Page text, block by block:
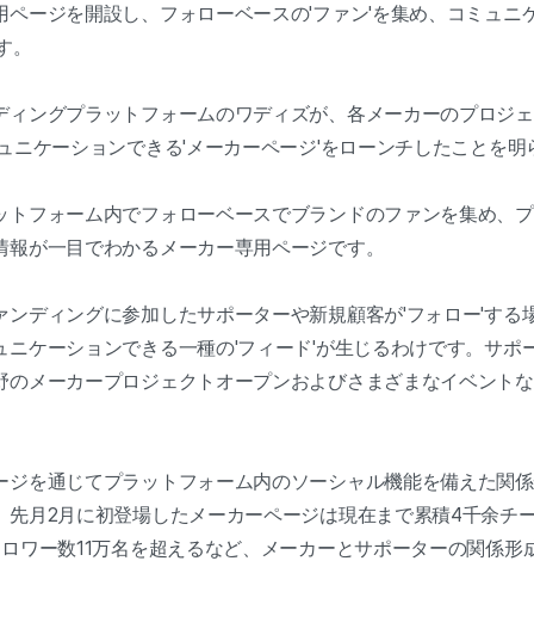
ページを開設し、フォローベースの'ファン'を集め、コミュニ
ィングプラットフォームのワディズが、各メーカーのプロジ
ニケーションできる'メーカーページ'をローンチしたことを明
トフォーム内でフォローベースでブランドのファンを集め、
が一目でわかるメーカー専用ページです。
ンディングに参加したサポーターや新規顧客が'フォロー'する
ニケーションできる一種の'フィード'が生じるわけです。サポ
のメーカープロジェクトオープンおよびさまざまなイベント
ジを通じてプラットフォーム内のソーシャル機能を備えた関
先月2月に初登場したメーカーページは現在まで累積4千余チ
ワー数11万名を超えるなど、メーカーとサポーターの関係形